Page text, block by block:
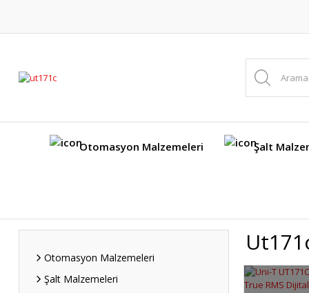
Otomasyon Malzemeleri Şalt
Otomasyon Malzemeleri
Şalt Malzemeleri